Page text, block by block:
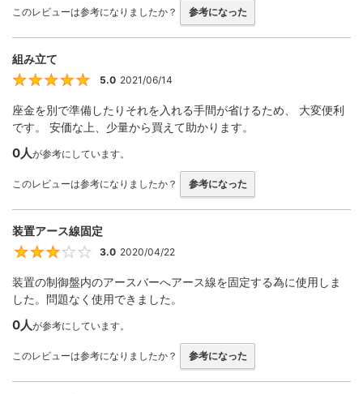
このレビューは参考になりましたか？ 参考になった
組み立て
5
5.0 2021/06/14
座金を別で準備したりそれを入れる手間が省けるため、 大変便利
です。 安価な上、少量から買えて助かります。
0人が参考にしています。
このレビューは参考になりましたか？ 参考になった
装置アース線固定
3
3.0 2020/04/22
装置の制御盤内のアースバーへアース線を固定する為に使用しま
した。問題なく使用できました。
0人が参考にしています。
このレビューは参考になりましたか？ 参考になった